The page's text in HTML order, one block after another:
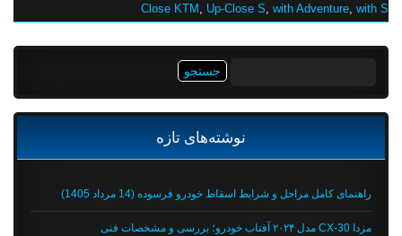
Close KTM,Up-Close S,with Adventure,with S
نوشته‌های تازه
راهنمای کامل مراحل و شرایط اسقاط خودرو فرسوده (14 مرداد 1405)
مزدا CX-30 مدل ۲۰۲۴ آفتاب خودرو؛ بررسی و مشخصات فنی